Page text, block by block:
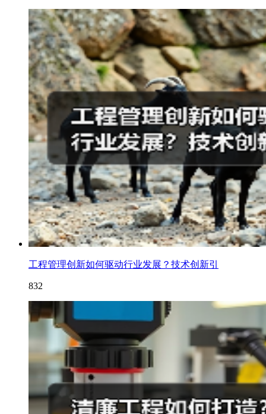
工程管理创新如何驱动行业发展？技术创新引
832